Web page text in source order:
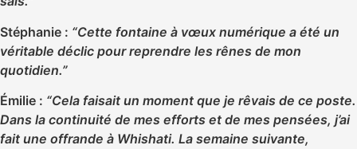
Stéphanie : “Cette fontaine à vœux numérique a été un
véritable déclic pour reprendre les rênes de mon
quotidien.”
Émilie : “Cela faisait un moment que je rêvais de ce poste.
Dans la continuité de mes efforts et de mes pensées, j’ai
fait une offrande à Whishati. La semaine suivante,